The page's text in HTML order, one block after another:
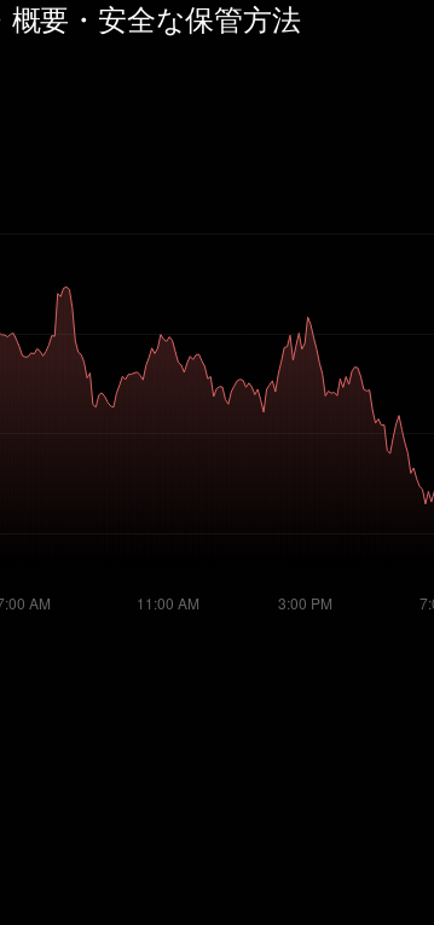
概要・安全な保管方法